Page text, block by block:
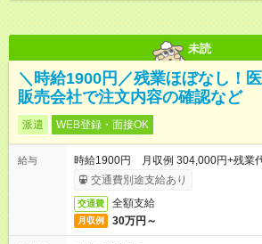
未読
＼時給1900円／残業ほぼなし！
販売会社で注文内容の確認など
派遣 WEB登録・面接OK
給与
時給1900円 月収例 304,000円+残業
交通費別途支給あり
交通費 全額支給
月収例 30万円～